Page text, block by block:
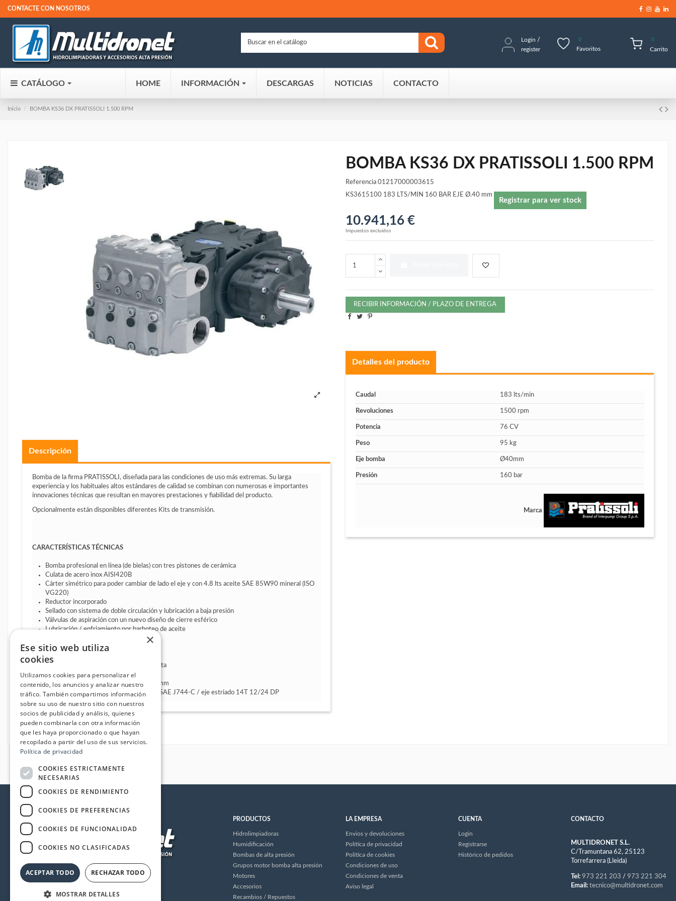
CONTACTE CON NOSOTROS
Login /
register
0
Favoritos
0
Carrito
CATÁLOGO HOME INFORMACIÓN DESCARGAS NOTICIAS CONTACTO
Inicio BOMBA KS36 DX PRATISSOLI 1.500 RPM
Descripción
Bomba de la firma PRATISSOLI, diseñada para las condiciones de uso más extremas. Su larga
experiencia y los habituales altos estándares de calidad se combinan con numerosas e importantes
innovaciones técnicas que resultan en mayores prestaciones y fiabilidad del producto.
Opcionalmente están disponibles diferentes Kits de transmisión.
CARACTERÍSTICAS TÉCNICAS
Bomba profesional en línea (de bielas) con tres pistones de cerámica
Culata de acero inox AISI420B
Cárter simétrico para poder cambiar de lado el eje y con 4.8 lts aceite SAE 85W90 mineral (ISO
VG220)
Reductor incorporado
Sellado con sistema de doble circulación y lubricación a baja presión
Válvulas de aspiración con un nuevo diseño de cierre esférico
Lubricación / enfriamiento por barboteo de aceite
KITS TRANSMISION OPCIONALES
Kit Brida de apoyo para transmisión directa
Kit Toma de fuerza auxiliar opuesta al eje
Kit Eje para toma de fuerza auxiliar Ø24mm
Kit Predisposición para motor hidráulico SAE J744-C / eje estriado 14T 12/24 DP
BOMBA KS36 DX PRATISSOLI 1.500 RPM
Referencia 01217000003615
KS3615100 183 LTS/MIN 160 BAR EJE Ø.40 mm
Registrar para ver stock
10.941,16 €
Impuestos excluidos
RECIBIR INFORMACIÓN / PLAZO DE ENTREGA
Detalles del producto
Caudal 183 lts/min
Revoluciones 1500 rpm
Potencia 76 CV
Peso 95 kg
Eje bomba Ø40mm
Presión 160 bar
Marca
PRODUCTOS
Hidrolimpiadoras
Humidificación
Bombas de alta presión
Grupos motor bomba alta presión
Motores
Accesorios
Recambios / Repuestos
LA EMPRESA
Envios y devoluciones
Política de privacidad
Política de cookies
Condiciones de uso
Condiciones de venta
Aviso legal
CUENTA
Login
Registrarse
Histórico de pedidos
CONTACTO
MULTIDRONET S.L.
C/Tramuntana 62, 25123
Torrefarrera (Lleida)
Tel: 973 221 203 / 973 221 304
Email: tecnico@multidronet.com
×
Ese sitio web utiliza
cookies
Utilizamos cookies para personalizar el
contenido, los anuncios y analizar nuestro
tráfico. También compartimos información
sobre su uso de nuestro sitio con nuestros
socios de publicidad y análisis, quienes
pueden combinarla con otra información
que les haya proporcionado o que hayan
recopilado a partir del uso de sus servicios.
Política de privacidad
COOKIES ESTRICTAMENTE
NECESARIAS
COOKIES DE RENDIMIENTO
COOKIES DE PREFERENCIAS
COOKIES DE FUNCIONALIDAD
COOKIES NO CLASIFICADAS
ACEPTAR TODO RECHAZAR TODO
MOSTRAR DETALLES